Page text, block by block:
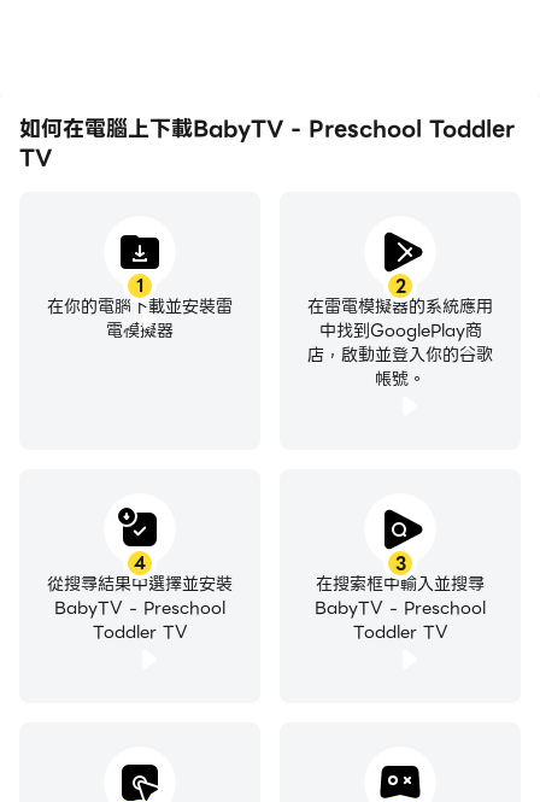
- 如需支持，請通過 support@babytv.com 聯繫我們
- 要取消訂閱，請訪問此鏈接
https://www.babytv.com/termsofuse/
如何在電腦上下載BabyTV - Preschool Toddler
TV
1
在你的電腦下載並安裝雷
電模擬器
2
在雷電模擬器的系統應用
中找到GooglePlay商
店，啟動並登入你的谷歌
帳號。
3
在搜索框中輸入並搜尋
BabyTV - Preschool
Toddler TV
4
從搜尋結果中選擇並安裝
BabyTV - Preschool
Toddler TV